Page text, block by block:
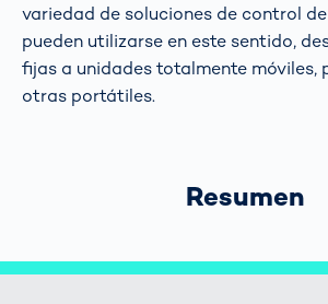
variedad de soluciones de control
pueden utilizarse en este sentido,
fijas a unidades totalmente móviles,
otras portátiles.
Resumen